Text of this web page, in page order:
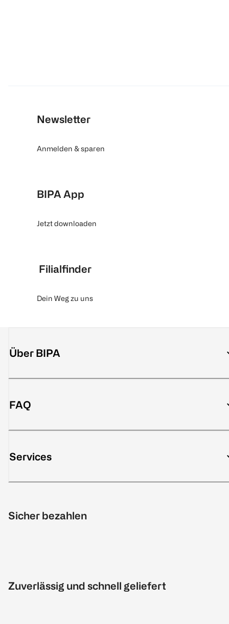
Newsletter
Anmelden & sparen
BIPA App
Jetzt downloaden
Filialfinder
Dein Weg zu uns
Über BIPA
FAQ
Services
Sicher bezahlen
Zuverlässig und schnell geliefert